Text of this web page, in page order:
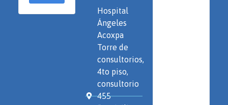
Hospital
Ángeles
Acoxpa
Torre de
consultorios,
4to piso,
consultorio
455